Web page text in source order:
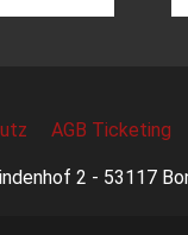
AGB Ticketing
2 - 53117